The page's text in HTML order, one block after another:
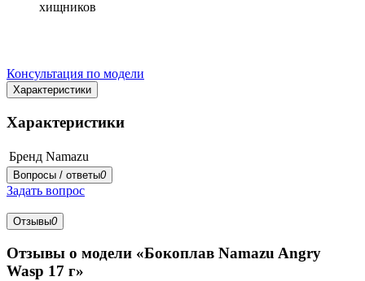
хищников
Консультация по модели
Характеристики
Характеристики
Бренд Namazu
Вопросы / ответы0
Задать вопрос
Отзывы0
Отзывы о модели «Бокоплав Namazu Angry
Wasp 17 г»